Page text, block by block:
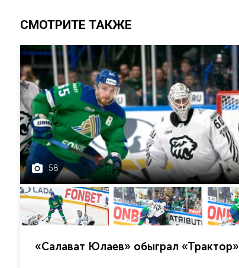
СМОТРИТЕ ТАКЖЕ
58
«Салават Юлаев» обыграл «Трактор»